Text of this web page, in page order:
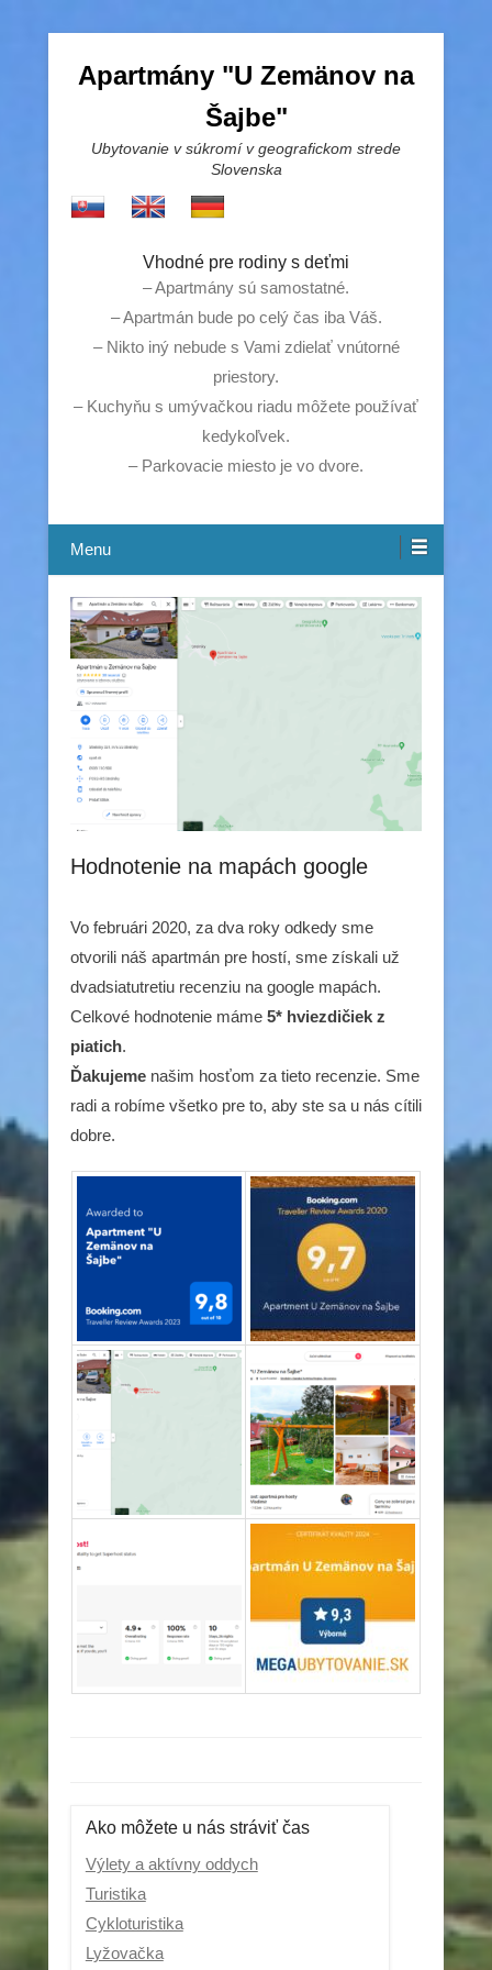
Apartmány "U Zemänov na
Šajbe"
Ubytovanie v súkromí v geografickom strede
Slovenska
Vhodné pre rodiny s deťmi
– Apartmány sú samostatné.
– Apartmán bude po celý čas iba Váš.
– Nikto iný nebude s Vami zdielať vnútorné
priestory.
– Kuchyňu s umývačkou riadu môžete používať
kedykoľvek.
– Parkovacie miesto je vo dvore.
Menu
Hodnotenie na mapách google
Vo februári 2020, za dva roky odkedy sme
otvorili náš apartmán pre hostí, sme získali už
dvadsiatutretiu recenziu na google mapách.
Celkové hodnotenie máme 5* hviezdičiek z
piatich.
Ďakujeme našim hosťom za tieto recenzie. Sme
radi a robíme všetko pre to, aby ste sa u nás cítili
dobre.
Ako môžete u nás stráviť čas
Výlety a aktívny oddych
Turistika
Cykloturistika
Lyžovačka